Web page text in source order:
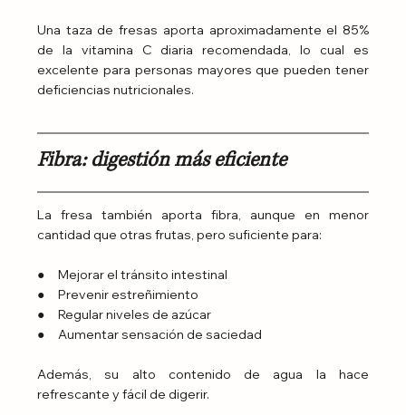
Una taza de fresas aporta aproximadamente el 85%
de la vitamina C diaria recomendada, lo cual es
excelente para personas mayores que pueden tener
deficiencias nutricionales.
Fibra: digestión más eficiente
La fresa también aporta fibra, aunque en menor
cantidad que otras frutas, pero suficiente para:
●     Mejorar el tránsito intestinal
●     Prevenir estreñimiento
●     Regular niveles de azúcar
●     Aumentar sensación de saciedad
Además, su alto contenido de agua la hace
refrescante y fácil de digerir.